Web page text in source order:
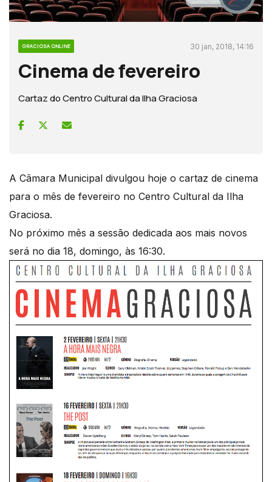
GRACIOSA ONLINE 30 jan, 2018, 14:16
Cinema de fevereiro
Cartaz do Centro Cultural da Ilha Graciosa
A Câmara Municipal divulgou hoje o cartaz de cinema
para o mês de fevereiro no Centro Cultural da Ilha
Graciosa.
No próximo mês a sessão dedicada aos mais novos
será no dia 18, domingo, às 16:30.